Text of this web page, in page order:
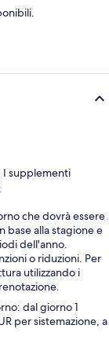
I supplementi
che dovrà essere
base alla stagione e
dell'anno.
o riduzioni. Per
utilizzando i
dal giorno 1
per sistemazione, a